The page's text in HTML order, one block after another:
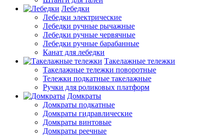
Лебедки
Лебедки электрические
Лебедки ручные рычажные
Лебедки ручные червячные
Лебедки ручные барабанные
Канат для лебедки
Такелажные тележки
Такелажные тележки поворотные
Тележки подкатные такелажные
Ручки для роликовых платформ
Домкраты
Домкраты подкатные
Домкраты гидравлические
Домкраты винтовые
Домкраты реечные